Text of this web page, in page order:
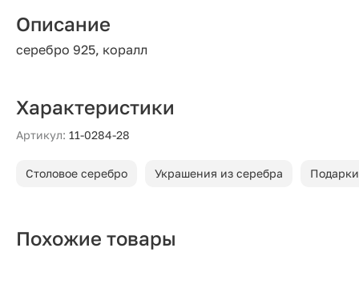
Описание
серебро 925, коралл
Характеристики
Артикул: 11-0284-28
Столовое серебро Украшения из серебра
Похожие товары